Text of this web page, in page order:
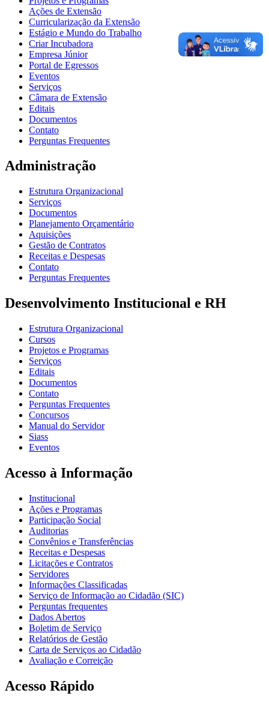
Ações de Extensão
Curricularização da Extensão
Estágio e Mundo do Trabalho
Criar Incubadora
Empresa Júnior
Portal de Egressos
Eventos
Serviços
Câmara de Extensão
Editais
Documentos
Contato
Perguntas Frequentes
Administração
Estrutura Organizacional
Serviços
Documentos
Planejamento Orçamentário
Aquisições
Gestão de Contratos
Receitas e Despesas
Contato
Perguntas Frequentes
Desenvolvimento Institucional e RH
Estrutura Organizacional
Cursos
Projetos e Programas
Serviços
Editais
Documentos
Contato
Perguntas Frequentes
Concursos
Manual do Servidor
Siass
Eventos
Acesso à Informação
Institucional
Ações e Programas
Participação Social
Auditorias
Convênios e Transferências
Receitas e Despesas
Licitações e Contratos
Servidores
Informações Classificadas
Serviço de Informação ao Cidadão (SIC)
Perguntas frequentes
Dados Abertos
Boletim de Serviço
Relatórios de Gestão
Carta de Serviços ao Cidadão
Avaliação e Correição
Acesso Rápido